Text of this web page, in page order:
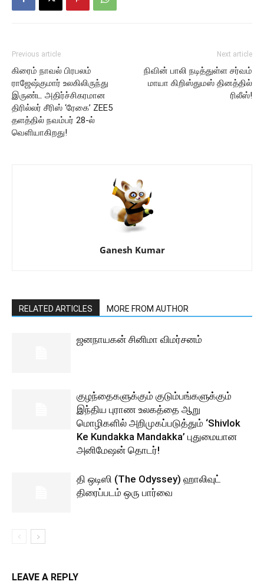
Previous article
கிரைம் நாவல் பிரபலம்
ராஜேஷ்குமார் உலகிலிருந்து
இருண்ட அதிர்ச்சிகரமான
திரில்லர் சீரிஸ் ‘ரேகை’ ZEE5
தளத்தில் நவம்பர் 28-ல்
வெளியாகிறது!
Next article
நிவின் பாலி நடித்துள்ள சர்வம்
மாயா கிறிஸ்துமஸ் தினத்தில்
ரிலீஸ்!
Ganesh Kumar
RELATED ARTICLES MORE FROM AUTHOR
ஜனநாயகன் சினிமா விமர்சனம்
குழந்தைகளுக்கும் குடும்பங்களுக்கும்
இந்திய புராண உலகத்தை ஆறு
மொழிகளில் அறிமுகப்படுத்தும் ‘Shivlok
Ke Kundakka Mandakka’ புதுமையான
அனிமேஷன் தொடர்!
தி ஒடிஸி (The Odyssey) ஹாலிவுட்
திரைப்படம் ஒரு பார்வை
LEAVE A REPLY